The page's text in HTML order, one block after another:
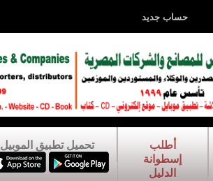
حساب جديد
أطلب
إسطوانة
الدليل
تحميل تطبيق الموبيل